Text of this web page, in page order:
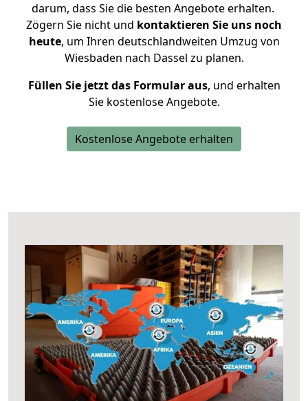
darum, dass Sie die besten Angebote erhalten.
Zögern Sie nicht und kontaktieren Sie uns noch
heute, um Ihren deutschlandweiten Umzug von
Wiesbaden nach Dassel zu planen.
Füllen Sie jetzt das Formular aus, und erhalten
Sie kostenlose Angebote.
Kostenlose Angebote erhalten